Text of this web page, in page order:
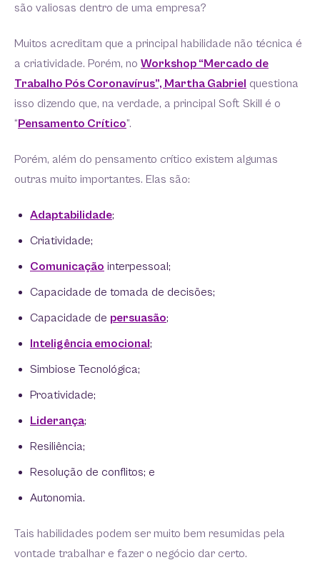
são valiosas dentro de uma empresa?
Muitos acreditam que a principal habilidade não técnica é
a criatividade. Porém, no Workshop “Mercado de
Trabalho Pós Coronavírus”, Martha Gabriel questiona
isso dizendo que, na verdade, a principal Soft Skill é o
“Pensamento Crítico”.
Porém, além do pensamento crítico existem algumas
outras muito importantes. Elas são:
Adaptabilidade;
Criatividade;
Comunicação interpessoal;
Capacidade de tomada de decisões;
Capacidade de persuasão;
Inteligência emocional;
Simbiose Tecnológica;
Proatividade;
Liderança;
Resiliência;
Resolução de conflitos; e
Autonomia.
Tais habilidades podem ser muito bem resumidas pela
vontade trabalhar e fazer o negócio dar certo.